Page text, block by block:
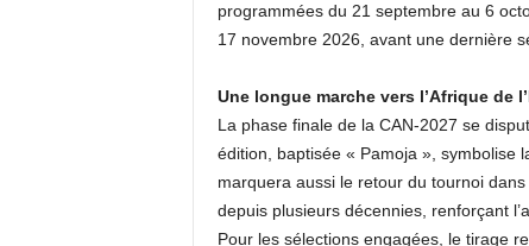
programmées du 21 septembre au 6
17 novembre 2026, avant une dernière
Une longue marche vers l’Afrique de
La phase finale de la CAN-2027 se
édition, baptisée « Pamoja », symbolise
marquera aussi le retour du tournoi
depuis plusieurs décennies, renforçant
Pour les sélections engagées, le tirage